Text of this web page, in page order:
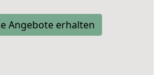
Angebote erhalten